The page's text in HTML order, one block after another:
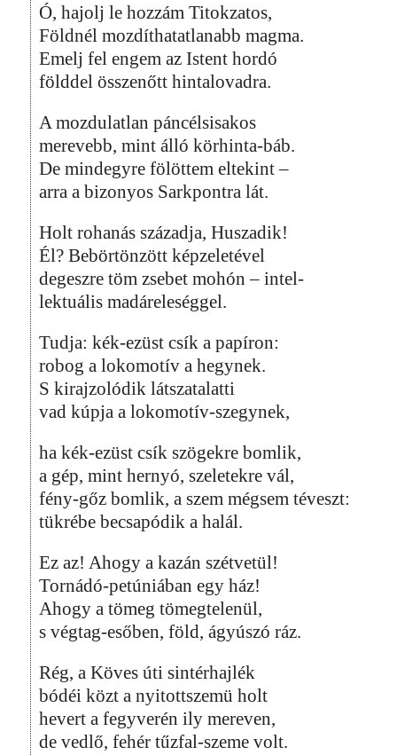
Ó, hajolj le hozzám Titokzatos,
Földnél mozdíthatatlanabb magma.
Emelj fel engem az Istent hordó
földdel összenőtt hintalovadra.
A mozdulatlan páncélsisakos
merevebb, mint álló körhinta-báb.
De mindegyre fölöttem eltekint –
arra a bizonyos Sarkpontra lát.
Holt rohanás századja, Huszadik!
Él? Bebörtönzött képzeletével
degeszre töm zsebet mohón – intel-
lektuális madáreleséggel.
Tudja: kék-ezüst csík a papíron:
robog a lokomotív a hegynek.
S kirajzolódik látszatalatti
vad kúpja a lokomotív-szegynek,
ha kék-ezüst csík szögekre bomlik,
a gép, mint hernyó, szeletekre vál,
fény-gőz bomlik, a szem mégsem téveszt:
tükrébe becsapódik a halál.
Ez az! Ahogy a kazán szétvetül!
Tornádó-petúniában egy ház!
Ahogy a tömeg tömegtelenül,
s végtag-esőben, föld, ágyúszó ráz.
Rég, a Köves úti sintérhajlék
bódéi közt a nyitottszemü holt
hevert a fegyverén ily mereven,
de vedlő, fehér tűzfal-szeme volt.